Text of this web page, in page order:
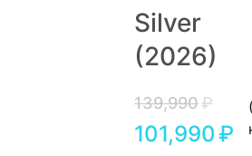
Silver
(2026)
139,990₽
101,990₽